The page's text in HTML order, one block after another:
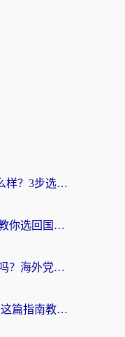
海外党必看：Astrill VPN怎么样？3步选对回国加速器实现无缝刷剧玩游戏
海外追剧卡顿、游戏延迟？教你选回国加速器，附免费加速器试用一小时福利
国外连回国内加速器可以用吗？海外党亲测实用指南，解决追剧游戏卡顿难题
海外看CCTV5直播总卡顿？这篇指南教你选对回国加速器，无缝刷国内资源